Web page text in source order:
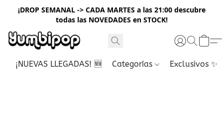
¡DROP SEMANAL -> CADA MARTES a las 21:00 descubre
todas las NOVEDADES en STOCK!
¡NUEVAS LLEGADAS! 🆕 Categorías Exclusivos ✨